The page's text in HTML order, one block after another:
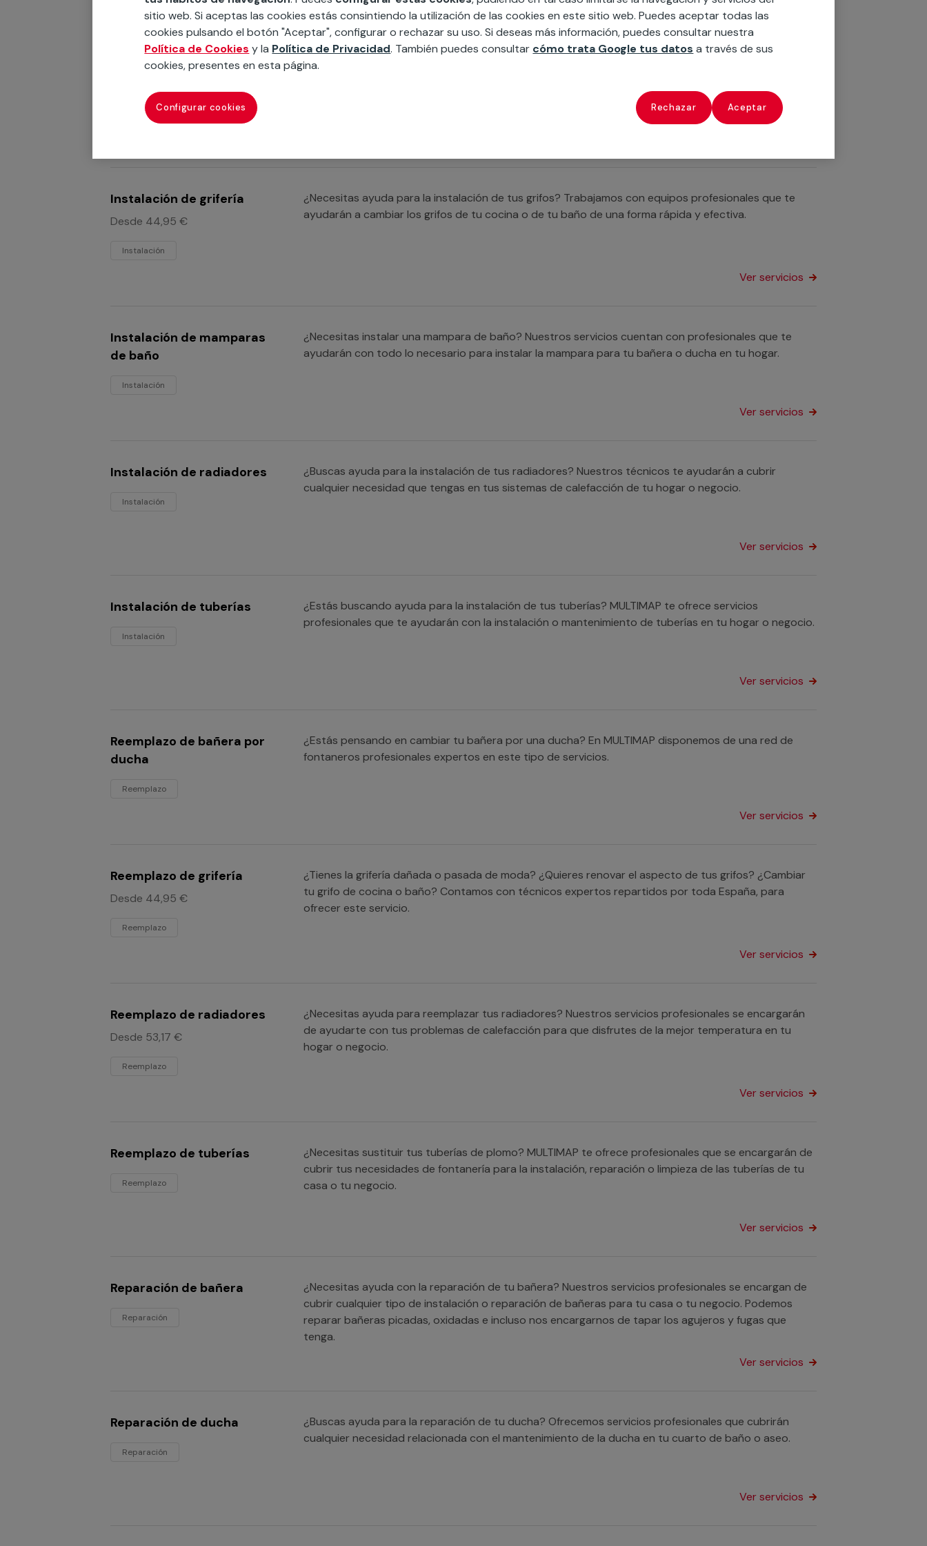
Ver servicios
Instalación de ducha
Instalación
¿Buscas ayuda para instalar un plato de ducha? Trabajamos con servicios cualificados profesionales
Instalación de grifería
Desde 44,95 €
Instalación
¿Necesitas ayuda para la instalación de tus grifos? Trabajamos con equipos profesionales que te
ayudarán a cambiar los grifos de tu cocina o de tu baño de una forma rápida y efectiva.
Ver servicios
Instalación de mamparas
de baño
Instalación
¿Necesitas instalar una mampara de baño? Nuestros servicios cuentan con profesionales que te
ayudarán con todo lo necesario para instalar la mampara para tu bañera o ducha en tu hogar.
Ver servicios
Instalación de radiadores
Instalación
¿Buscas ayuda para la instalación de tus radiadores? Nuestros técnicos te ayudarán a cubrir
cualquier necesidad que tengas en tus sistemas de calefacción de tu hogar o negocio.
Ver servicios
Instalación de tuberías
Instalación
¿Estás buscando ayuda para la instalación de tus tuberías? MULTIMAP te ofrece servicios
profesionales que te ayudarán con la instalación o mantenimiento de tuberías en tu hogar o negocio.
Ver servicios
Reemplazo de bañera por
ducha
Reemplazo
¿Estás pensando en cambiar tu bañera por una ducha? En MULTIMAP disponemos de una red de
fontaneros profesionales expertos en este tipo de servicios.
Ver servicios
Reemplazo de grifería
Desde 44,95 €
Reemplazo
¿Tienes la grifería dañada o pasada de moda? ¿Quieres renovar el aspecto de tus grifos? ¿Cambiar
tu grifo de cocina o baño? Contamos con técnicos expertos repartidos por toda España, para
ofrecer este servicio.
Ver servicios
Reemplazo de radiadores
Desde 53,17 €
Reemplazo
¿Necesitas ayuda para reemplazar tus radiadores? Nuestros servicios profesionales se encargarán
de ayudarte con tus problemas de calefacción para que disfrutes de la mejor temperatura en tu
hogar o negocio.
Ver servicios
Reemplazo de tuberías
Reemplazo
¿Necesitas sustituir tus tuberías de plomo? MULTIMAP te ofrece profesionales que se encargarán de
cubrir tus necesidades de fontanería para la instalación, reparación o limpieza de las tuberías de tu
casa o tu negocio.
Ver servicios
Reparación de bañera
Reparación
¿Necesitas ayuda con la reparación de tu bañera? Nuestros servicios profesionales se encargan de
cubrir cualquier tipo de instalación o reparación de bañeras para tu casa o tu negocio. Podemos
reparar bañeras picadas, oxidadas e incluso nos encargarnos de tapar los agujeros y fugas que
tenga.
Ver servicios
Reparación de ducha
Reparación
¿Buscas ayuda para la reparación de tu ducha? Ofrecemos servicios profesionales que cubrirán
cualquier necesidad relacionada con el mantenimiento de la ducha en tu cuarto de baño o aseo.
Ver servicios
sitio web. Si aceptas las cookies estás consintiendo la utilización de las cookies en este sitio web. Puedes aceptar todas las
cookies pulsando el botón "Aceptar", configurar o rechazar su uso. Si deseas más información, puedes consultar nuestra
Política de Cookies y la Política de Privacidad. También puedes consultar cómo trata Google tus datos a través de sus
cookies, presentes en esta página.
Configurar cookies Rechazar Aceptar